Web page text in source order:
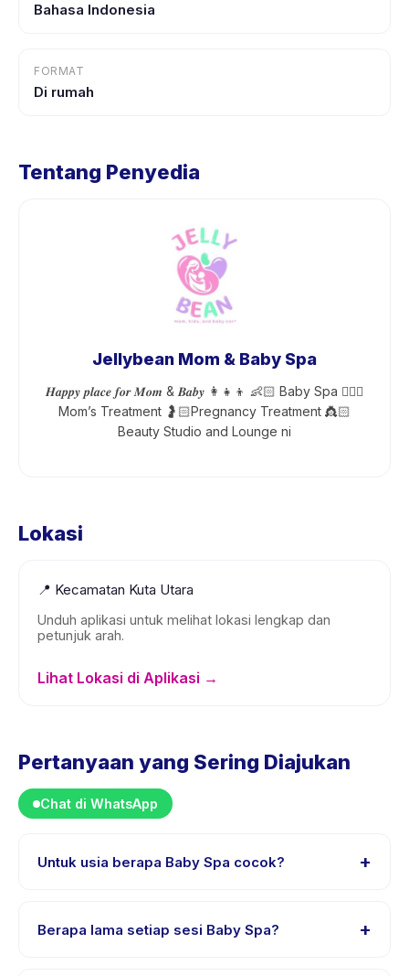
Bahasa Indonesia
FORMAT
Di rumah
Tentang Penyedia
Jellybean Mom & Baby Spa
𝑯𝒂𝒑𝒑𝒚 𝒑𝒍𝒂𝒄𝒆 𝒇𝒐𝒓 𝑴𝒐𝒎 & 𝑩𝒂𝒃𝒚 👩‍👧‍👦 👶🏻 Baby Spa 💆🏻‍♀️
Mom’s Treatment 🤰🏻Pregnancy Treatment 👸🏻
Beauty Studio and Lounge ni
Lokasi
📍 Kecamatan Kuta Utara
Unduh aplikasi untuk melihat lokasi lengkap dan
petunjuk arah.
Lihat Lokasi di Aplikasi →
Pertanyaan yang Sering Diajukan
Chat di WhatsApp
Untuk usia berapa Baby Spa cocok? +
Instruktur menyesuaikan program untuk berbagai
tingkat kemampuan dalam rentang usia ini sehingga
Berapa lama setiap sesi Baby Spa? +